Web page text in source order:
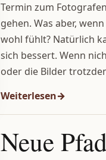
Termin zum
gehen. Was aber,
wohl fühlt? Natürlich
sich bessert. Wenn
oder die Bilder
Weiterlesen
Neue